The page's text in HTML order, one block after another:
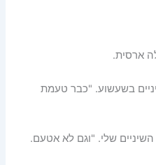
ארסית.
בשעשוע. "כבר טעמת
שלי. "וגם לא אטעם.